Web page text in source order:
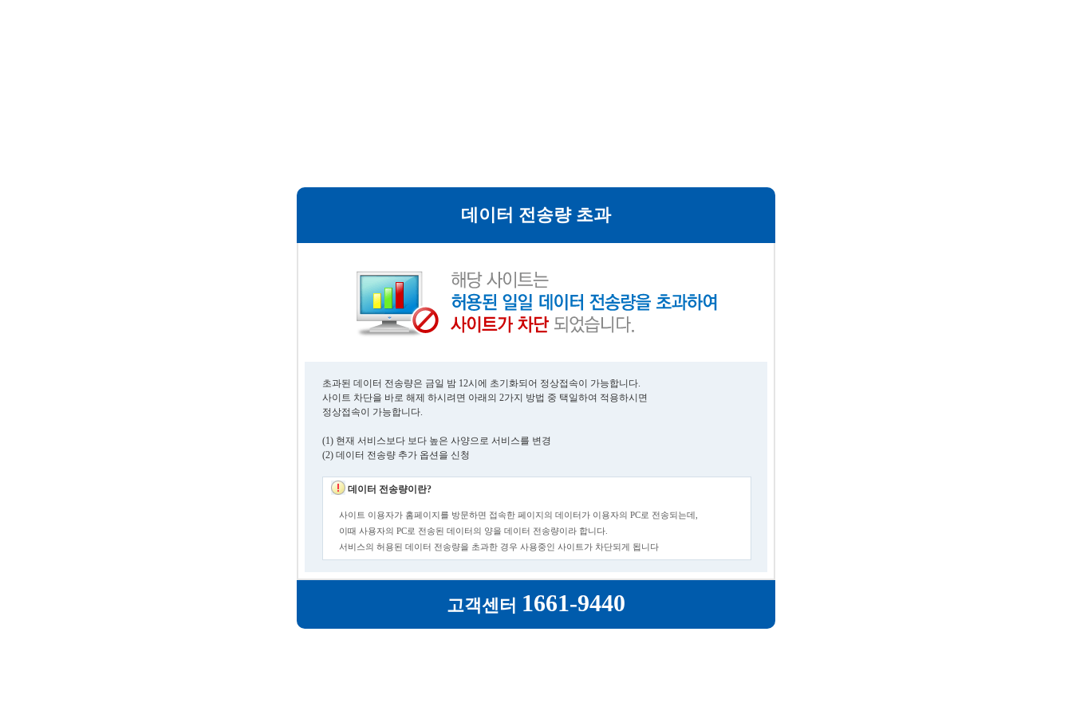
데이터 전송량 초과
초과된 데이터 전송량은 금일 밤 12시에 초기화되어 정상접속이 가능합니다.
사이트 차단을 바로 해제 하시려면 아래의 2가지 방법 중 택일하여 적용하시면
정상접속이 가능합니다.
(1) 현재 서비스보다 보다 높은 사양으로 서비스를 변경
(2) 데이터 전송량 추가 옵션을 신청
데이터 전송량이란?
사이트 이용자가 홈페이지를 방문하면 접속한 페이지의 데이터가 이용자의 PC로 전송되는데,
이때 사용자의 PC로 전송된 데이터의 양을 데이터 전송량이라 합니다.
서비스의 허용된 데이터 전송량을 초과한 경우 사용중인 사이트가 차단되게 됩니다
고객센터 1661-9440